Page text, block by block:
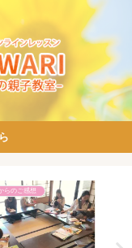
らのご感想